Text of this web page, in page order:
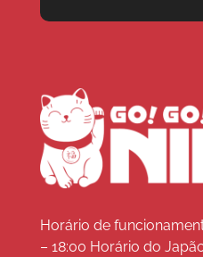
Horário de
– 18:00 Horário do